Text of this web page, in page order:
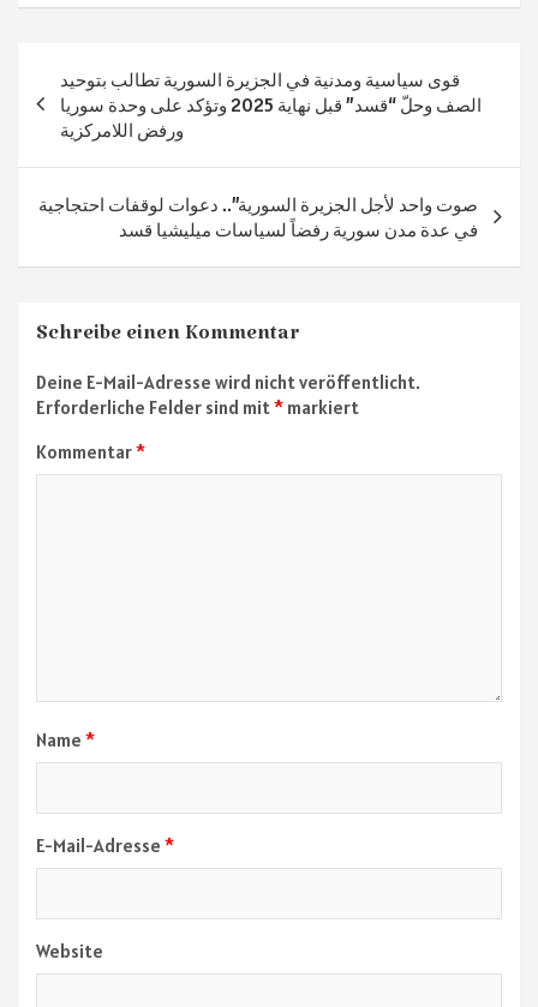
قوى سياسية ومدنية في الجزيرة السورية تطالب بتوحيد
الصف وحلّ “قسد” قبل نهاية 2025 وتؤكد على وحدة سوريا
ورفض اللامركزية
صوت واحد لأجل الجزيرة السورية”.. دعوات لوقفات احتجاجية
في عدة مدن سورية رفضاً لسياسات ميليشيا قسد
Schreibe einen Kommentar
Deine E-Mail-Adresse wird nicht veröffentlicht.
Erforderliche Felder sind mit* markiert
Kommentar*
Name *
E-Mail-Adresse *
Website